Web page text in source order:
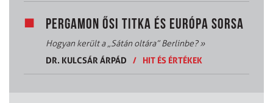
PERGAMON ŐSI TITKA ÉS EURÓPA SORSA
Hogyan került a „Sátán oltára” Berlinbe?»
DR. KULCSÁR ÁRPÁD
/ HIT ÉS ÉRTÉKEK